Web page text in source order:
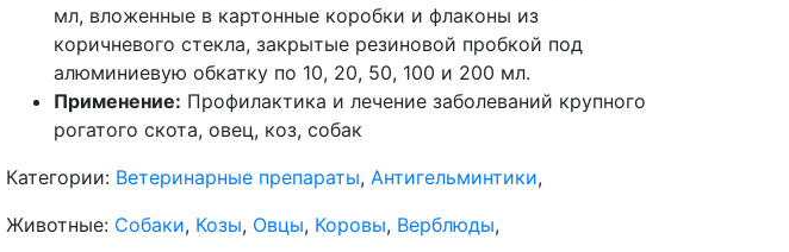
мл, вложенные в картонные коробки и флаконы из
коричневого стекла, закрытые резиновой пробкой под
алюминиевую обкатку по 10, 20, 50, 100 и 200 мл.
Применение: Профилактика и лечение заболеваний крупного
рогатого скота, овец, коз, собак
Категории: Ветеринарные препараты, Антигельминтики,
Животные: Собаки, Козы, Овцы, Коровы, Верблюды,